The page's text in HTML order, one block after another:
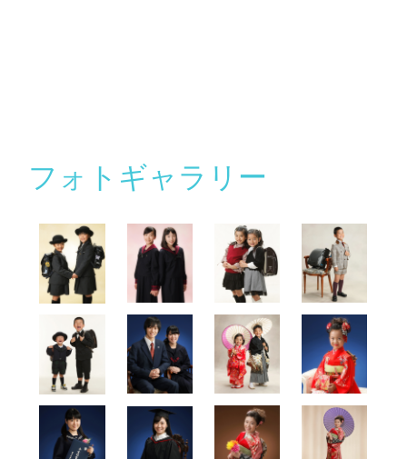
フォトギャラリー